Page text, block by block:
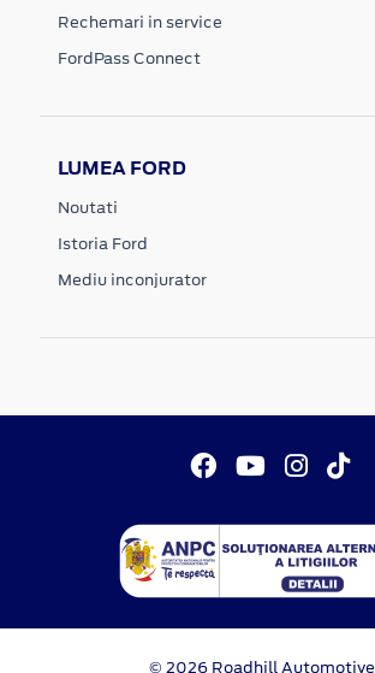
Rechemari in service
FordPass Connect
LUMEA FORD
Noutati
Istoria Ford
Mediu inconjurator
© 2026 Roadhill Automotive